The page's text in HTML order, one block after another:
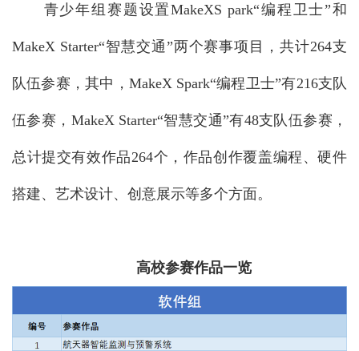
青少年组赛题设置MakeXS park“编程卫士”和
MakeX Starter“智慧交通”两个赛事项目，共计264支
队伍参赛，其中，MakeX Spark“编程卫士”有216支队
伍参赛，MakeX Starter“智慧交通”有48支队伍参赛，
总计提交有效作品264个，作品创作覆盖编程、硬件
搭建、艺术设计、创意展示等多个方面。
高校参赛作品一览